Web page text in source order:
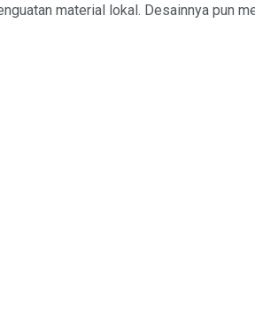
material lokal. Desainnya pun